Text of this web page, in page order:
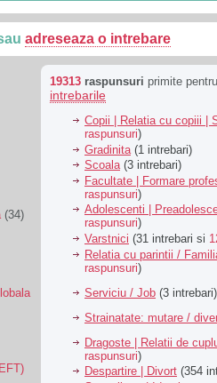
adreseaza o intrebare
(34)
19313 raspunsuri primite pentru
intrebarile
Copii | Relatia cu copiii |
raspunsuri)
Gradinita (1 intrebari)
Scoala(3 intrebari)
Facultate | Formare
raspunsuri)
Adolescenti |
raspunsuri)
Varstnici (31 intrebari si
Relatia cu parintii /
raspunsuri)
Serviciu / Job (3 intrebari)
Strainatate: mutare /
Dragoste | Relatii de
raspunsuri)
Despartire | Divort (354